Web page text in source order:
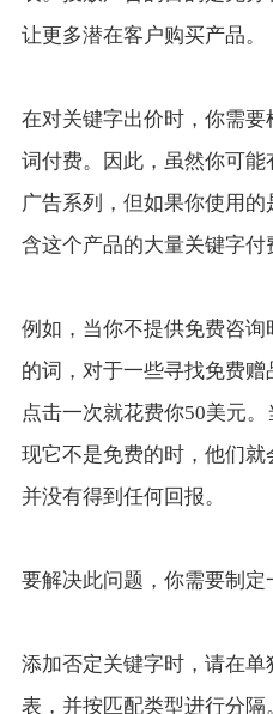
让更多潜在客户购买产品。
在对关键字出价时，你需
词付费。因此，虽然你可
广告系列，但如果你使用
含这个产品的大量关键字付
例如，当你不提供免费咨
的词，对于一些寻找免费
点击一次就花费你50美元
现它不是免费的时，他们就
并没有得到任何回报。
要解决此问题，你需要制定
添加否定关键字时，请在单
表，并按匹配类型进行分隔